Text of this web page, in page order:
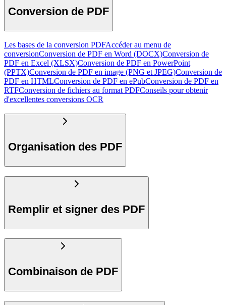
Conversion de PDF
Les bases de la conversion PDFAccéder au menu de
conversionConversion de PDF en Word (DOCX)Conversion de
PDF en Excel (XLSX)Conversion de PDF en PowerPoint
(PPTX)Conversion de PDF en image (PNG et JPEG)Conversion de
PDF en HTMLConversion de PDF en ePubConversion de PDF en
RTFConversion de fichiers au format PDFConseils pour obtenir
d'excellentes conversions OCR
Organisation des PDF
Remplir et signer des PDF
Combinaison de PDF